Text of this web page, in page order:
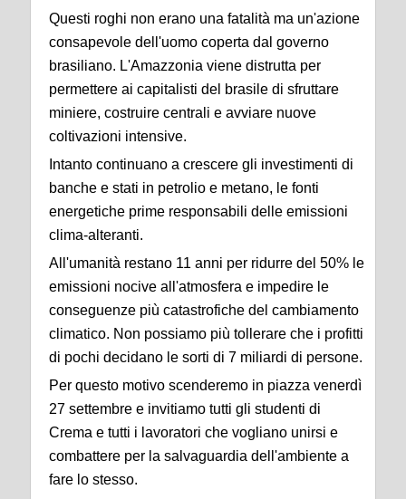
Questi roghi non erano una fatalità ma un'azione
consapevole dell'uomo coperta dal governo
brasiliano. L'Amazzonia viene distrutta per
permettere ai capitalisti del brasile di sfruttare
miniere, costruire centrali e avviare nuove
coltivazioni intensive.
Intanto continuano a crescere gli investimenti di
banche e stati in petrolio e metano, le fonti
energetiche prime responsabili delle emissioni
clima-alteranti.
All'umanità restano 11 anni per ridurre del 50% le
emissioni nocive all'atmosfera e impedire le
conseguenze più catastrofiche del cambiamento
climatico. Non possiamo più tollerare che i profitti
di pochi decidano le sorti di 7 miliardi di persone.
Per questo motivo scenderemo in piazza venerdì
27 settembre e invitiamo tutti gli studenti di
Crema e tutti i lavoratori che vogliano unirsi e
combattere per la salvaguardia dell'ambiente a
fare lo stesso.